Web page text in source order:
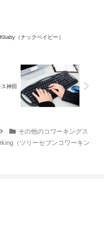
（ナックベイビー）
神田
その他のコワーキングス
（ツリーセブンコワーキン